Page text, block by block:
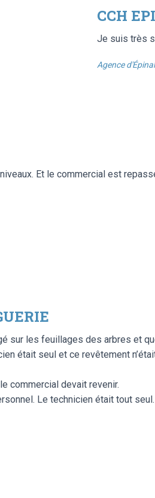
CCH
Je suis très
Agence d'Épinal
Et le commercial est
sur les feuillages des arbres et
était seul et ce revêtement
commercial devait revenir.
Le technicien était tout